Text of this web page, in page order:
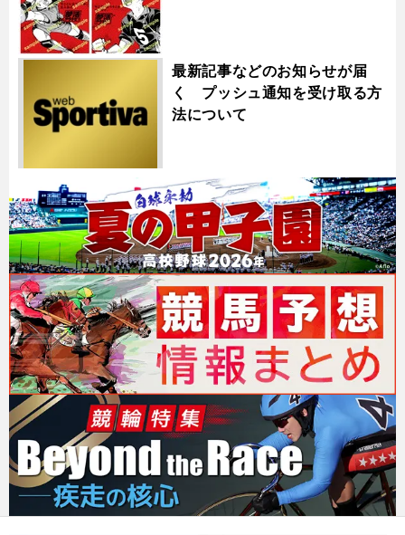
最新記事などのお知らせが届
く プッシュ通知を受け取る方
法について